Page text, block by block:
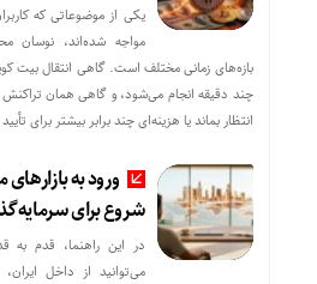
یکی از موضوعاتی که
مواجه شده‌اند، نوسان
بازه‌های زمانی مختلف است. گاهی انتقال بیت
چند دقیقه انجام می‌شود، و گاهی همان
انتظار بماند یا هزینه‌ای چند برابر بیشتر برای
ورود به
شروع برای
در این راهنما، قدم به
می‌توانید از داخل